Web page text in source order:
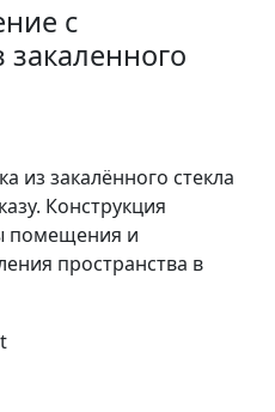
с
закаленного
из закалённого стекла
Конструкция
помещения и
пространства в